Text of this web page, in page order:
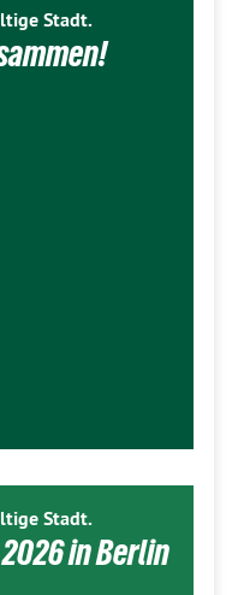
Stadt.
Stadt.
in Berlin